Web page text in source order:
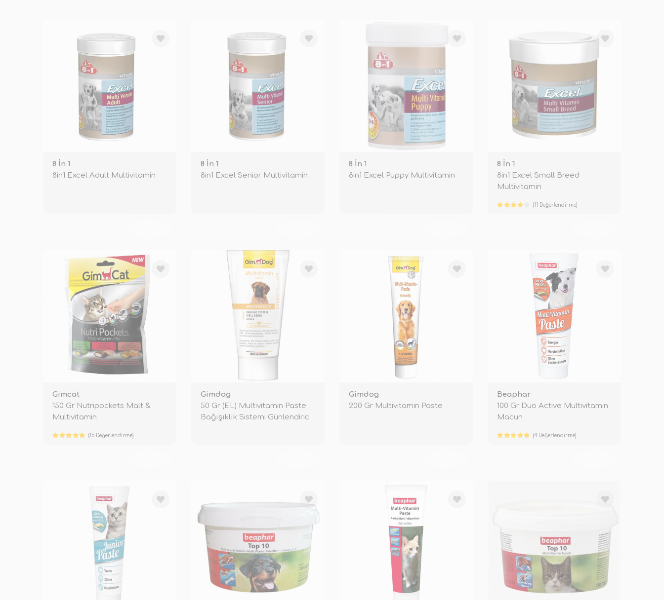
8 İn 1
8in1 Excel Adult Multivitamin
8 İn 1
8in1 Excel Senior Multivitamin
8 İn 1
8in1 Excel Puppy Multivitamin
8 İn 1
8in1 Excel Small Breed
Multivitamin
(11 Değerlendirme)
Gimcat
150 Gr Nutripockets Malt &
Multivitamin
(15 Değerlendirme)
Gimdog
50 Gr (EL) Multivitamin Paste
Bağışıklık Sistemi Günlendiric
Gimdog
200 Gr Multivitamin Paste
Beaphar
100 Gr Duo Active Multivitamin
Macun
(4 Değerlendirme)